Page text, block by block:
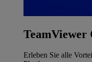
TeamViewer
Erleben Sie alle